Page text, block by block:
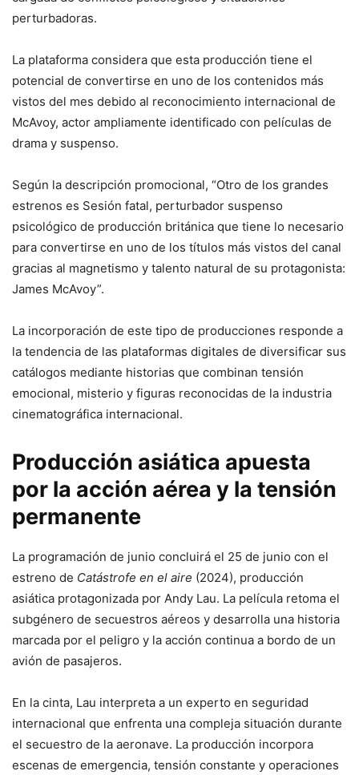
perturbadoras.
La plataforma considera que esta producción tiene el
potencial de convertirse en uno de los contenidos más
vistos del mes debido al reconocimiento internacional de
McAvoy, actor ampliamente identificado con películas de
drama y suspenso.
Según la descripción promocional, “Otro de los grandes
estrenos es Sesión fatal, perturbador suspenso
psicológico de producción británica que tiene lo necesario
para convertirse en uno de los títulos más vistos del canal
gracias al magnetismo y talento natural de su protagonista:
James McAvoy”.
La incorporación de este tipo de producciones responde a
la tendencia de las plataformas digitales de diversificar sus
catálogos mediante historias que combinan tensión
emocional, misterio y figuras reconocidas de la industria
cinematográfica internacional.
Producción asiática apuesta
por la acción aérea y la tensión
permanente
La programación de junio concluirá el 25 de junio con el
estreno de Catástrofe en el aire (2024), producción
asiática protagonizada por Andy Lau. La película retoma el
subgénero de secuestros aéreos y desarrolla una historia
marcada por el peligro y la acción continua a bordo de un
avión de pasajeros.
En la cinta, Lau interpreta a un experto en seguridad
internacional que enfrenta una compleja situación durante
el secuestro de la aeronave. La producción incorpora
escenas de emergencia, tensión constante y operaciones